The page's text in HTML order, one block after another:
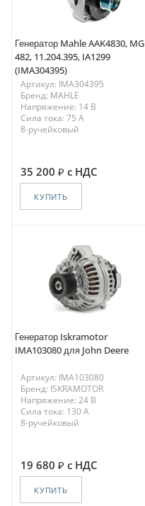
Генератор Mahle AAK4830, MG
482, 11.204.395, IA1299
(IMA304395)
Артикул: IMA304395
Бренд: MAHLE
Напряжение: 14 В
Сила тока: 75 A
8-ручейковый
35 200 с НДС
КУПИТЬ
Генератор Iskramotor
IMA103080 для John Deere
Артикул: IMA103080
Бренд: ISKRAMOTOR
Напряжение: 24 В
Сила тока: 130 A
8-ручейковый
19 680 с НДС
КУПИТЬ